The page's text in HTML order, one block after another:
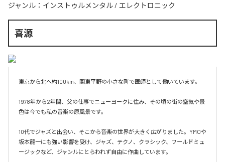
ジャンル： インストゥルメンタル / エレクトロニック
喜源
東京から北へ約100km、関東平野の小さな町で医師として働いています。
1978年から2年間、父の仕事でニューヨークに住み、その頃の街の空気や景
色は今でも私の音楽の原風景です。
10代でジャズと出会い、そこから音楽の世界が大きく広がりました。YMOや
坂本龍一にも強い影響を受け、ジャズ、テクノ、クラシック、ワールドミュ
ージックなど、ジャンルにとらわれず自由に作曲しています。